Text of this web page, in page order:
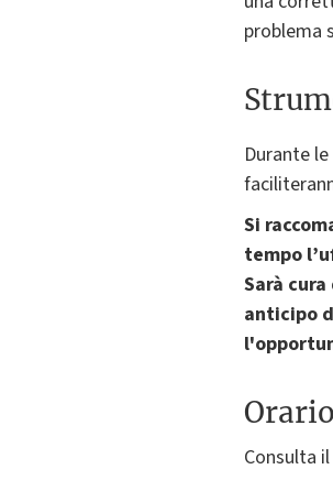
problema
Durante
Si
tempo
Sarà
anticipo
Consulta